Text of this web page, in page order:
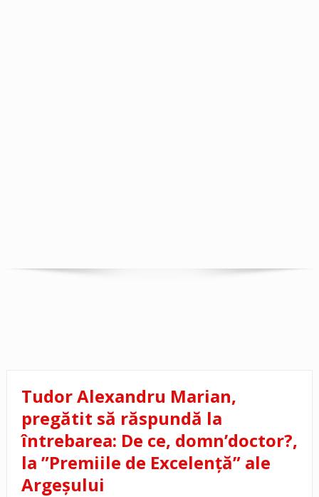
Tudor Alexandru Marian,
pregătit să răspundă la
întrebarea: De ce, domn’doctor?,
la ”Premiile de Excelență” ale
Argeșului